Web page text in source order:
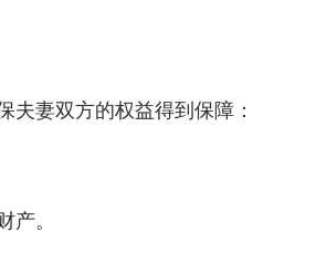
夫妻双方的权益得到保障：
产。